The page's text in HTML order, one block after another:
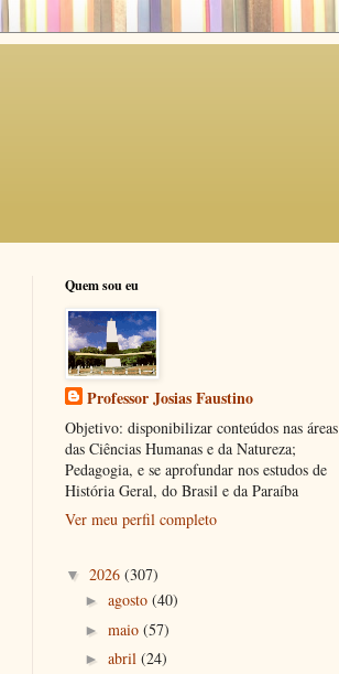
Quem sou eu
Professor Josias Faustino
Objetivo: disponibilizar conteúdos nas áreas
das Ciências Humanas e da Natureza;
Pedagogia, e se aprofundar nos estudos de
História Geral, do Brasil e da Paraíba
Ver meu perfil completo
▼ 2026 (307)
► agosto (40)
► maio (57)
► abril (24)